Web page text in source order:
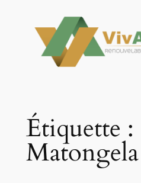
contenu
Étiquette :
Matongela